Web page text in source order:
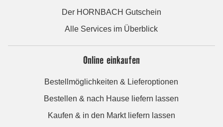
Der HORNBACH Gutschein
Alle Services im Überblick
Online einkaufen
Bestellmöglichkeiten & Lieferoptionen
Bestellen & nach Hause liefern lassen
Kaufen & in den Markt liefern lassen